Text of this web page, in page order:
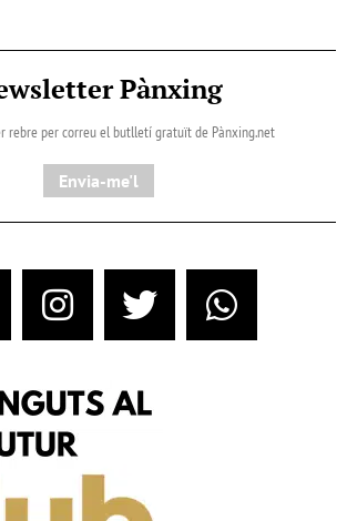
Pànxing
rebre per correu el butlletí gratuït de Pànxing.net​
Envia-me'l